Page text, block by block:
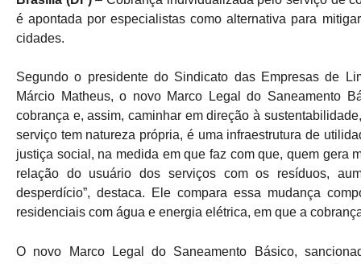
é apontada por especialistas como alternativa para
cidades.
Segundo o presidente do Sindicato das Empresas de
Márcio Matheus, o novo Marco Legal do Saneamento
cobrança e, assim, caminhar em direção à
serviço tem natureza própria, é uma infraestrutura de
justiça social, na medida em que faz com que, quem gera
relação do usuário dos serviços com os resíduos,
desperdício”, destaca. Ele compara essa mudança
residenciais com água e energia elétrica, em que a
O novo Marco Legal do Saneamento Básico,